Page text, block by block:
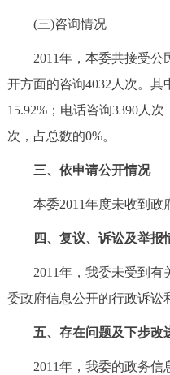
(三)咨询情况
2011年，本委共接受公
开方面的咨询4032人次。其
15.92%；电话咨询3390人
次，占总数的0%。
三、依申请公开情况
本委2011年度未收到政
四、复议、诉讼及举报
2011年，我委未受到有
委政府信息公开的行政诉讼
五、存在问题及下步改
2011年，我委的政务信